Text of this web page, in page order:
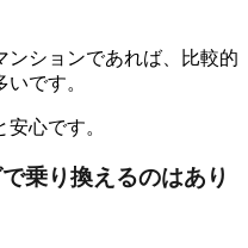
ンションであれば、比較的
です。
心です。
乗り換えるのはあり